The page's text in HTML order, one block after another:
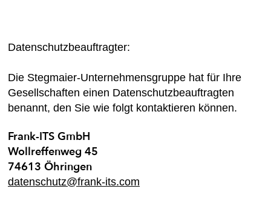
Datenschutzbeauftragter:
Die Stegmaier-Unternehmensgruppe hat für Ihre
Gesellschaften einen Datenschutzbeauftragten
benannt, den Sie wie folgt kontaktieren können.
Frank-ITS GmbH
Wollreffenweg 45
74613 Öhringen
datenschutz@frank-its.com